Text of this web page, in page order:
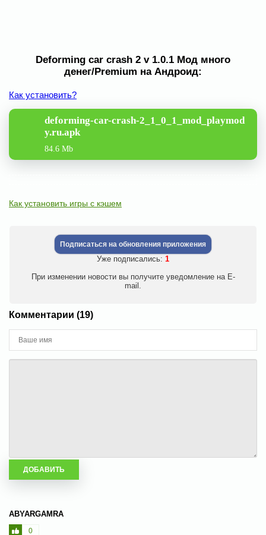
Deforming car crash 2 v 1.0.1 Мод много
денег/Premium на Андроид:
Как установить?
deforming-car-crash-2_1_0_1_mod_playmod
y.ru.apk
84.6 Mb
Как установить игры с кэшем
Подписаться на обновления приложения
Уже подписались: 1
При изменении новости вы получите уведомление на E-
mail.
Комментарии (19)
ABYARGAMRA
0